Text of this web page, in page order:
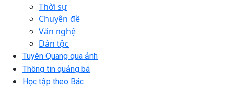
Thời sự
Chuyên đề
Văn nghệ
Dân tộc
Tuyên Quang qua ảnh
Thông tin quảng bá
Học tập theo Bác